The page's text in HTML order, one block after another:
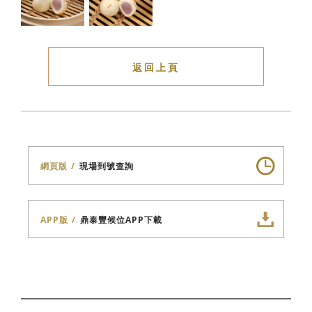
返回上頁
網頁版 現場到號查詢
APP版 鼎泰豐候位APP下載